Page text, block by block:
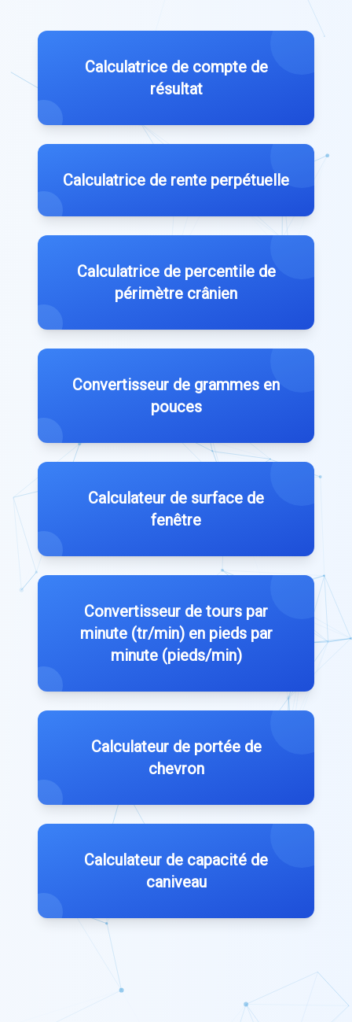
Calculatrice de compte de
résultat
Calculatrice de rente perpétuelle
Calculatrice de percentile de
périmètre crânien
Convertisseur de grammes en
pouces
Calculateur de surface de
fenêtre
Convertisseur de tours par
minute (tr/min) en pieds par
minute (pieds/min)
Calculateur de portée de
chevron
Calculateur de capacité de
caniveau